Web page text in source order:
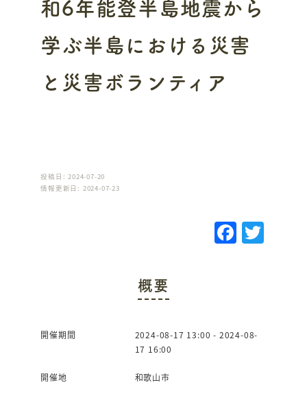
和6年能登半島地震から
学ぶ半島における災害
と災害ボランティア
投稿日: 2024-07-20
情報更新日: 2024-07-23
F
a
o
T
概要
開催期間
2024-08-17 13:00 - 2024-08-
17 16:00
開催地 和歌山市